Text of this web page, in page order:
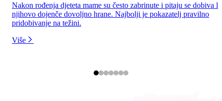
Nakon rođenja djeteta mame su često zabrinute i pitaju se dobiva li
njihovo dojenče dovoljno hrane. Najbolji je pokazatelj pravilno
pridobivanje na težini.
Više